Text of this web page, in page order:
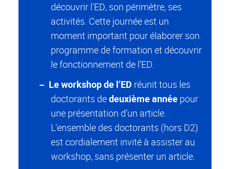
découvrir l'ED, son périmètre, ses
activités. Cette journée est un
moment important pour élaborer son
programme de formation et découvrir
le fonctionnement de l’ED.
Le workshop de l’ED réunit tous les
doctorants dedeuxième année pour
une présentation d’un article.
L'ensemble des doctorants (hors D2)
est cordialement invité à assister au
workshop, sans présenter un article.